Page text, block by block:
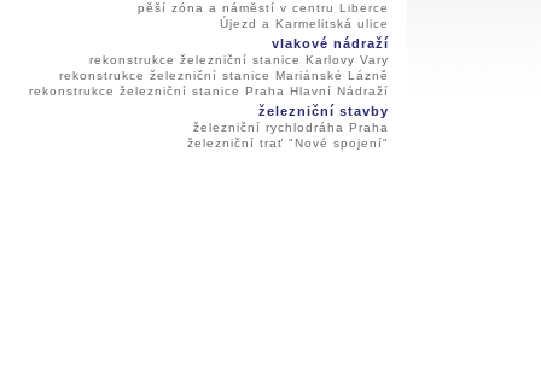
pěší zóna a náměstí v centru Liberce
Újezd a Karmelitská ulice
vlakové nádraží
rekonstrukce železniční stanice Karlovy Vary
rekonstrukce železniční stanice Mariánské Lázně
rekonstrukce železniční stanice Praha Hlavní Nádraží
železniční stavby
železniční rychlodráha Praha
železniční trať "Nové spojení"